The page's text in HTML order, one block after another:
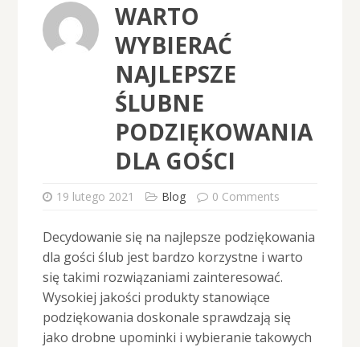
WARTO
WYBIERAĆ
NAJLEPSZE
ŚLUBNE
PODZIĘKOWANIA
DLA GOŚCI
19 lutego 2021 Blog 0 Comments
Decydowanie się na najlepsze podziękowania
dla gości ślub jest bardzo korzystne i warto
się takimi rozwiązaniami zainteresować.
Wysokiej jakości produkty stanowiące
podziękowania doskonale sprawdzają się
jako drobne upominki i wybieranie takowych